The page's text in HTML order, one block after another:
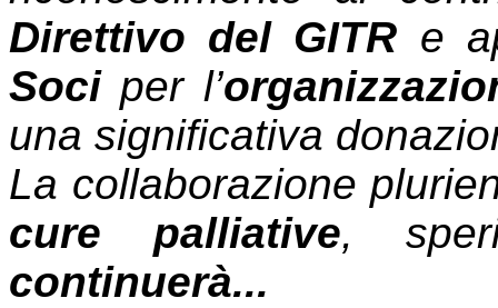
Direttivo del GITR e
Sociper l’
una significativa
La collaborazione
cure palliative,
continuerà...